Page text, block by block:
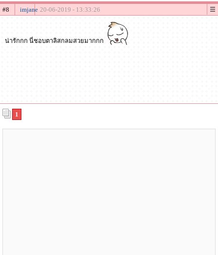
#8 imjane 20-06-2019 - 13:33:26
น่ารักกก นี่ชอบตาลิสกลมสวยมากกก
1